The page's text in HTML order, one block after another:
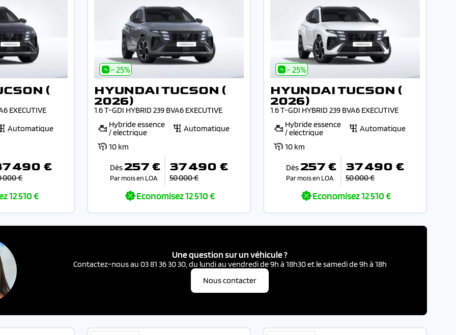
(
EXECUTIVE
Automatique
490 €
000 €
12 510 €
- 25%
HYUNDAI TUCSON (
2026)
1.6 T-GDI HYBRID 239 BVA6 EXECUTIVE
Hybride essence
/ electrique
Automatique
10 km
Dès 257 €
Par mois en LOA
37 490 €
50 000 €
Economisez12 510 €
- 25%
HYUNDAI TUCSON (
2026)
1.6 T-GDI HYBRID 239 BVA6 EXECUTIVE
Hybride essence
/ electrique
Automatique
10 km
Dès 257 €
Par mois en LOA
37 490 €
50 000 €
Economisez12 510 €
Une question sur un véhicule ?
Contactez-nous au 03 81 36 30 30, du lundi au vendredi de 9h à 18h30 et le samedi de 9h à 18h
Nous contacter